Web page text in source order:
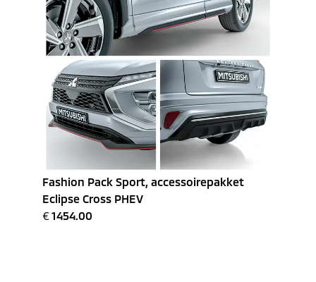
Fashion Pack Sport, accessoirepakket
Eclipse Cross PHEV
€1454.00